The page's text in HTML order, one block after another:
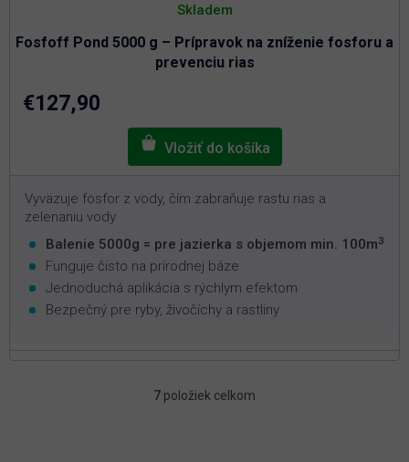
Fosfoff Pond 5000 g – Prípravok na zníženie fosforu a
prevenciu rias
Skladem
€127,90
Vyväzuje fosfor z vody, čím zabraňuje rastu rias a
zelenaniu vody
Balenie 5000g = pre jazierka s objemom min. 100m3
Funguje čisto na prírodnej báze
Jednoduchá aplikácia s rýchlym efektom
Bezpečný pre ryby, živočíchy a rastliny
O
7 položiek celkom